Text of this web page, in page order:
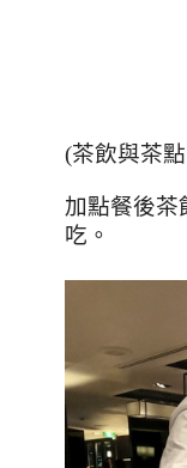
(茶飲與茶
加點餐後茶
吃。